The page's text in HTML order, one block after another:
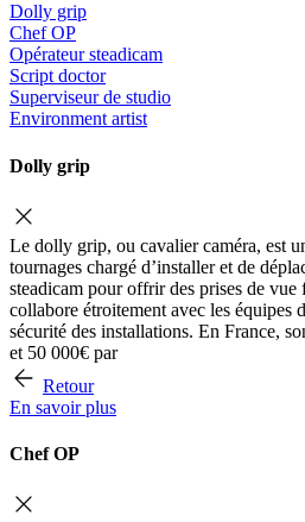
Dolly grip
Chef OP
Opérateur steadicam
Script doctor
Superviseur de studio
Environment artist
Dolly grip
Le dolly grip, ou cavalier caméra, est
tournages chargé d’installer et de
steadicam pour offrir des prises de
collabore étroitement avec les équipes
sécurité des installations. En France,
et 50 000€ par
Retour
En savoir plus
Chef OP